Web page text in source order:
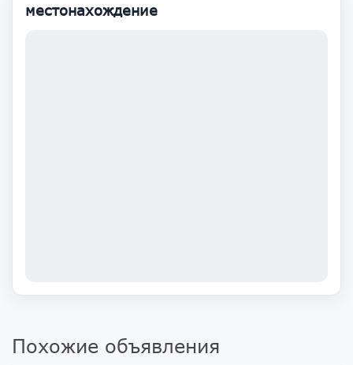
местонахождение
Похожие объявления